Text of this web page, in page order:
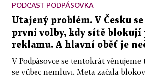
PODCAST PODPÁSOVKA
Utajený problém. V Česku
první volby, kdy sítě
reklamu. A hlavní oběť je
V Podpásovce se tentokrát
se vůbec nemluví. Meta začala